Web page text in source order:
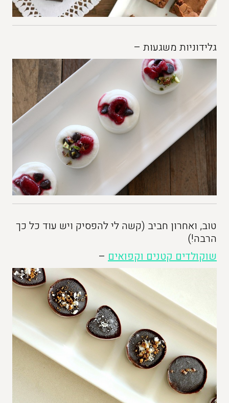
גלידוניות משגעות –
טוב, ואחרון חביב (קשה לי להפסיק ויש עוד כל כך
הרבה!)
שוקולדים קטנים וקפואים –